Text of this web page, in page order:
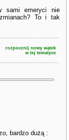
sami emeryci nie
To i tak
rozpocznij nowy wątek
w tej tematyce
bardzo dużą :